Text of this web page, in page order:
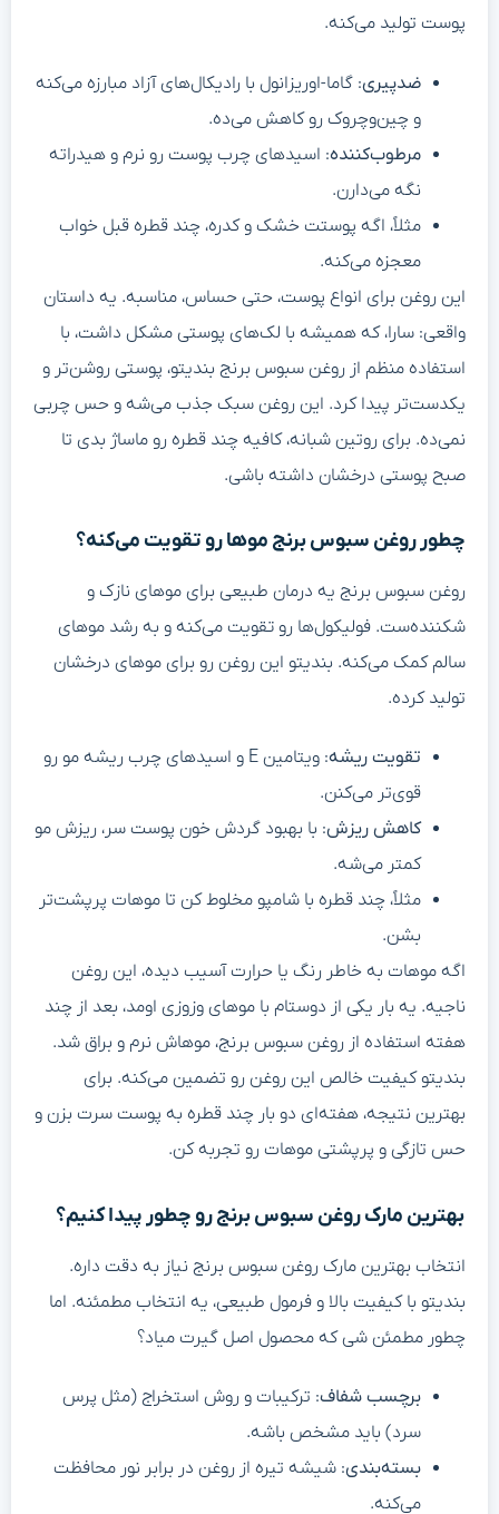
پوست تولید می‌کنه.
ضدپیری: گاما-اوریزانول با رادیکال‌های آزاد مبارزه می‌کنه
و چین‌وچروک رو کاهش می‌ده.
مرطوب‌کننده: اسیدهای چرب پوست رو نرم و هیدراته
نگه می‌دارن.
مثلاً، اگه پوستت خشک و کدره، چند قطره قبل خواب
معجزه می‌کنه.
این روغن برای انواع پوست، حتی حساس، مناسبه. یه داستان
واقعی: سارا، که همیشه با لک‌های پوستی مشکل داشت، با
استفاده منظم از روغن سبوس برنج بندیتو، پوستی روشن‌تر و
یکدست‌تر پیدا کرد. این روغن سبک جذب می‌شه و حس چربی
نمی‌ده. برای روتین شبانه، کافیه چند قطره رو ماساژ بدی تا
صبح پوستی درخشان داشته باشی.
چطور روغن سبوس برنج موها رو تقویت می‌کنه؟
روغن سبوس برنج یه درمان طبیعی برای موهای نازک و
شکننده‌ست. فولیکول‌ها رو تقویت می‌کنه و به رشد موهای
سالم کمک می‌کنه. بندیتو این روغن رو برای موهای درخشان
تولید کرده.
تقویت ریشه
: ویتامین E و اسیدهای چرب ریشه مو رو
قوی‌تر می‌کنن.
کاهش ریزش: با بهبود گردش خون پوست سر، ریزش مو
کمتر می‌شه.
مثلاً، چند قطره با شامپو مخلوط کن تا موهات پرپشت‌تر
بشن.
اگه موهات به خاطر رنگ یا حرارت آسیب دیده، این روغن
ناجیه. یه بار یکی از دوستام با موهای وزوزی اومد، بعد از چند
هفته استفاده از روغن سبوس برنج، موهاش نرم و براق شد.
بندیتو کیفیت خالص این روغن رو تضمین می‌کنه. برای
بهترین نتیجه، هفته‌ای دو بار چند قطره به پوست سرت بزن و
حس تازگی و پرپشتی موهات رو تجربه کن.
بهترین مارک روغن سبوس برنج رو چطور پیدا کنیم؟
انتخاب بهترین مارک روغن سبوس برنج نیاز به دقت داره.
بندیتو با کیفیت بالا و فرمول طبیعی، یه انتخاب مطمئنه. اما
چطور مطمئن شی که محصول اصل گیرت میاد؟
برچسب شفاف: ترکیبات و روش استخراج (مثل پرس
سرد) باید مشخص باشه.
بسته‌بندی: شیشه تیره از روغن در برابر نور محافظت
می‌کنه.